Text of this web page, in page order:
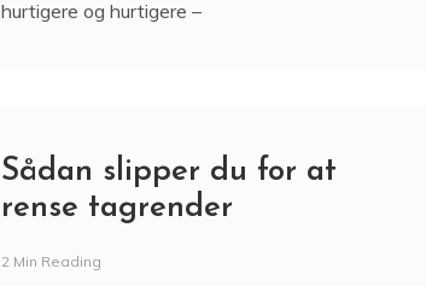
hurtigere og hurtigere –
Sådan slipper du for at
rense tagrender
2 Min Reading